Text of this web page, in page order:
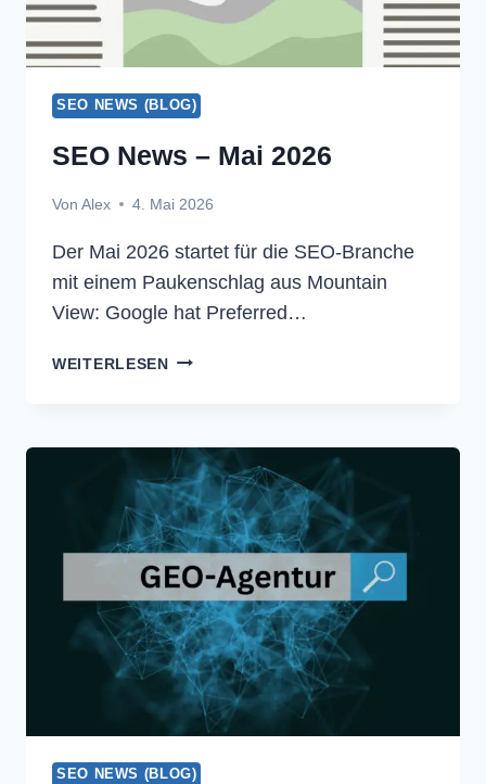
SEO NEWS (BLOG)
SEO News – Mai 2026
Von Alex 4. Mai 2026
Der Mai 2026 startet für die SEO-Branche
mit einem Paukenschlag aus Mountain
View: Google hat Preferred…
WEITERLESENSEO
2026
SEO NEWS (BLOG)